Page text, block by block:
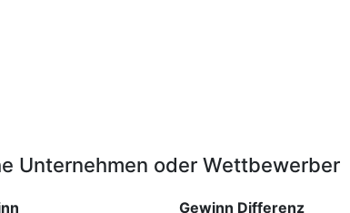
Unternehmen oder Wettbewerber
Gewinn Differenz